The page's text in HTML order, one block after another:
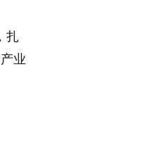
扎
业